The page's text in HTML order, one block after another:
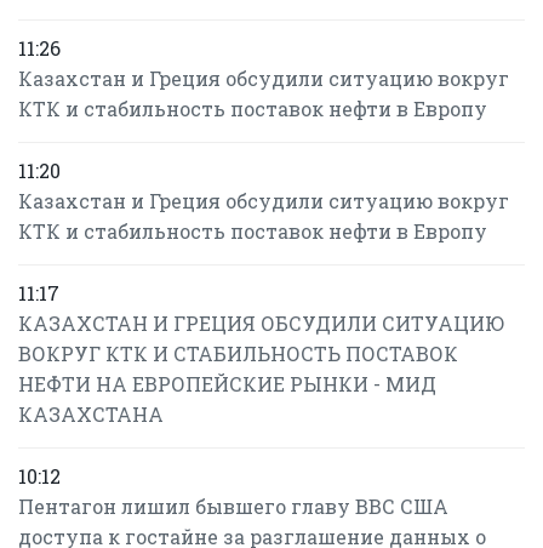
11:26
Казахстан и Греция обсудили ситуацию вокруг
КТК и стабильность поставок нефти в Европу
11:20
Казахстан и Греция обсудили ситуацию вокруг
КТК и стабильность поставок нефти в Европу
11:17
КАЗАХСТАН И ГРЕЦИЯ ОБСУДИЛИ СИТУАЦИЮ
ВОКРУГ КТК И СТАБИЛЬНОСТЬ ПОСТАВОК
НЕФТИ НА ЕВРОПЕЙСКИЕ РЫНКИ - МИД
КАЗАХСТАНА
10:12
Пентагон лишил бывшего главу ВВС США
доступа к гостайне за разглашение данных о